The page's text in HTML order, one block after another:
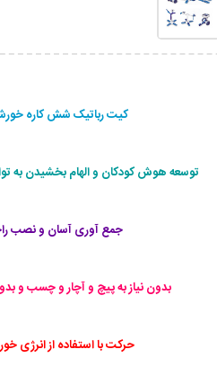
کیت رباتیک شش کاره
توسعه هوش کودکان و الهام بخشیدن به
جمع آوری آسان و نصب
بدون نیاز به پیچ و آچار و چسب و
حرکت با استفاده از انرژی